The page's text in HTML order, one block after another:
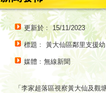
更新於﹕ 15/11/2023
標題﹕ 黃大仙區鄰里支援
媒體﹕無線新聞
「李家超落區視察黃大仙及觀